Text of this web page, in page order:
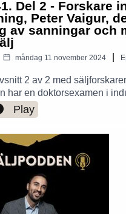
Del 2 - Forskare
Peter Vaigur,
av sanningar och
måndag 11 november 2024
2 av 2 med
har en doktorsexamen i
management. Han har
rådgivit om sälj &
skapar en unik
ta del utav!Med hjälp av
hål på myter om hur man
framgångsrika
är: “Att kombinera
för högre försäljning”
Play